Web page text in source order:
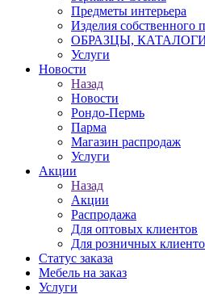
Предметы интерьера
Изделия собственного
ОБРАЗЦЫ,
Услуги
Новости
Назад
Новости
Рондо-Пермь
Парма
Магазин распродаж
Услуги
Акции
Назад
Акции
Распродажа
Для оптовых клиентов
Для розничных
Статус заказа
Мебель на заказ
Услуги